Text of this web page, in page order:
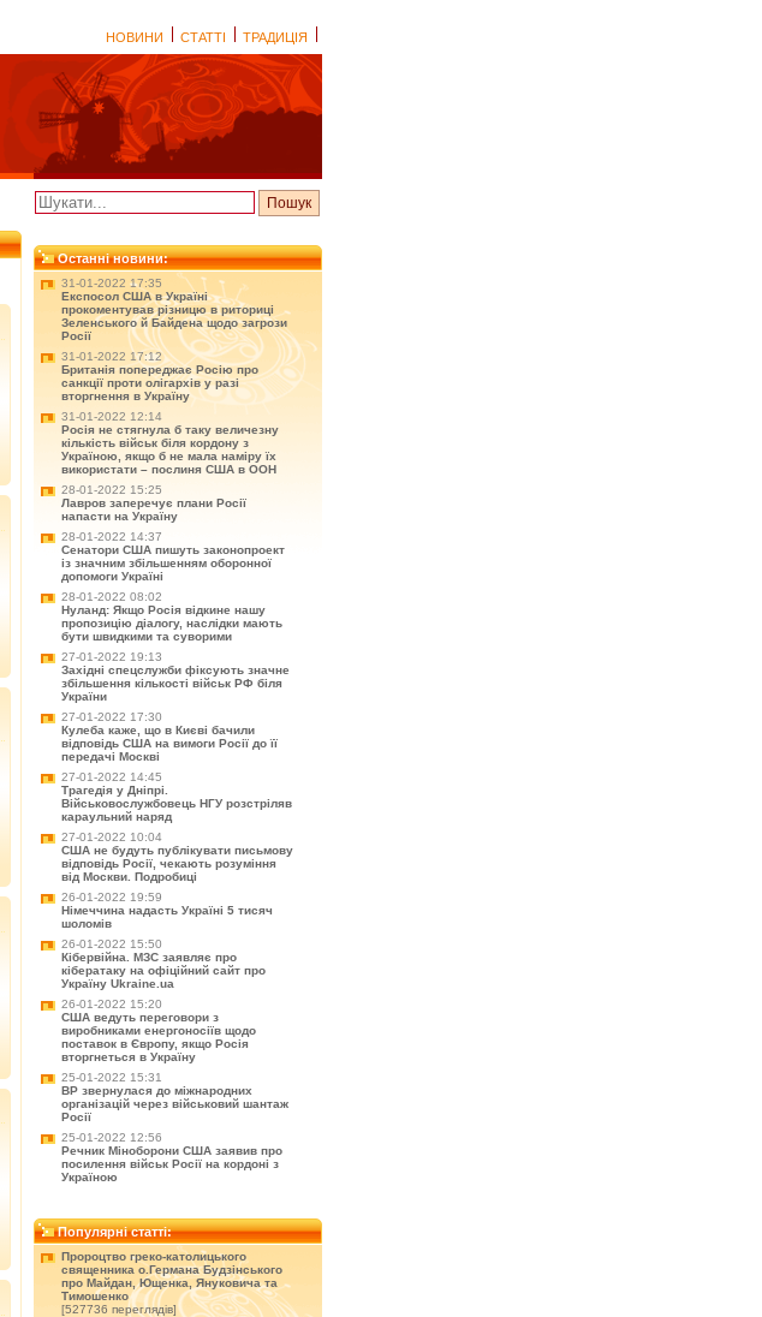
НОВИНИ СТАТТІ ТРАДИЦІЯ
Останні новини:
31-01-2022 17:35
Експосол США в Україні
прокоментував різницю в риториці
Зеленського й Байдена щодо загрози
Росії
31-01-2022 17:12
Британія попереджає Росію про
санкції проти олігархів у разі
вторгнення в Україну
31-01-2022 12:14
Росія не стягнула б таку величезну
кількість військ біля кордону з
Україною, якщо б не мала наміру їх
використати – послиня США в ООН
28-01-2022 15:25
Лавров заперечує плани Росії
напасти на Україну
28-01-2022 14:37
Сенатори США пишуть законопроект
із значним збільшенням оборонної
допомоги Україні
28-01-2022 08:02
Нуланд: Якщо Росія відкине нашу
пропозицію діалогу, наслідки мають
бути швидкими та суворими
27-01-2022 19:13
Західні спецслужби фіксують значне
збільшення кількості військ РФ біля
України
27-01-2022 17:30
Кулеба каже, що в Києві бачили
відповідь США на вимоги Росії до її
передачі Москві
27-01-2022 14:45
Трагедія у Дніпрі.
Військовослужбовець НГУ розстріляв
караульний наряд
27-01-2022 10:04
США не будуть публікувати письмову
відповідь Росії, чекають розуміння
від Москви. Подробиці
26-01-2022 19:59
Німеччина надасть Україні 5 тисяч
шоломів
26-01-2022 15:50
Кібервійна. МЗС заявляє про
кібератаку на офіційний сайт про
Україну Ukraine.ua
26-01-2022 15:20
США ведуть переговори з
виробниками енергоносіїв щодо
поставок в Європу, якщо Росія
вторгнеться в Україну
25-01-2022 15:31
ВР звернулася до міжнародних
організацій через військовий шантаж
Росії
25-01-2022 12:56
Речник Міноборони США заявив про
посилення військ Росії на кордоні з
Україною
Популярні статті:
Пророцтво греко-католицького
священника о.Германа Будзінського
про Майдан, Ющенка, Януковича та
Тимошенко
[527736 переглядів]